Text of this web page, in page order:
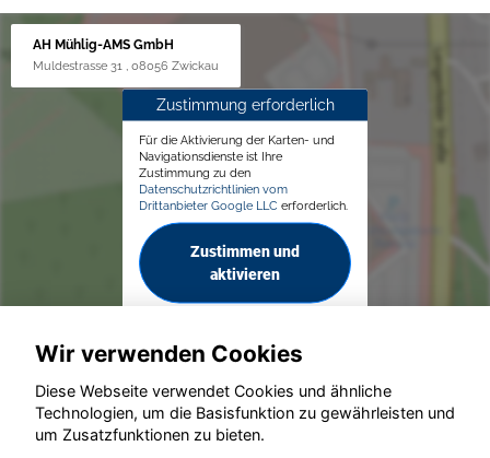
AH Mühlig-AMS GmbH
Muldestrasse 31 , 08056 Zwickau
Zustimmung erforderlich
Für die Aktivierung der Karten- und
Navigationsdienste ist Ihre
Zustimmung zu den
Datenschutzrichtlinien vom
Drittanbieter Google LLC erforderlich.
Zustimmen und
aktivieren
© konjunkturmotor.de GmbH 2020 - 2026
Wir verwenden Cookies
Diese Webseite verwendet Cookies und ähnliche
Technologien, um die Basisfunktion zu gewährleisten und
um Zusatzfunktionen zu bieten.